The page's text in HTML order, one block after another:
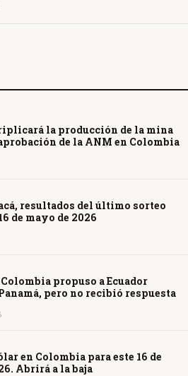
la producción de la mina
de la ANM en Colombia
resultados del último sorteo
de mayo de 2026
propuso a Ecuador
pero no recibió respuesta
en Colombia para este 16 de
Abrirá a la baja